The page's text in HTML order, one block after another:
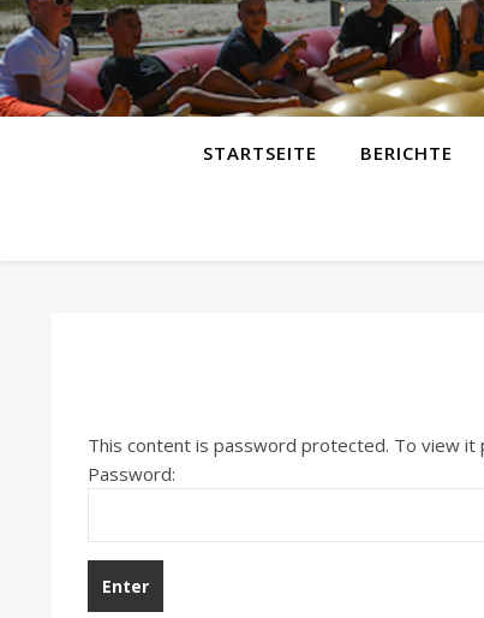
STARTSEITE BERICHTE
This content is password protected. To view
Password: